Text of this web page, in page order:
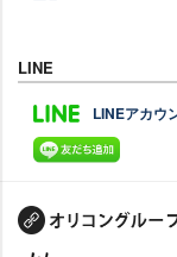
LINE
LINEアカウ